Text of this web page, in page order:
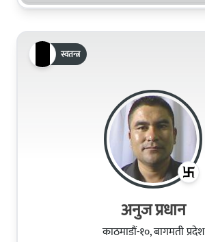
स्वतन्त्र
अनुज प्रधान
काठमाडौं-१०, बागमती प्रदेश